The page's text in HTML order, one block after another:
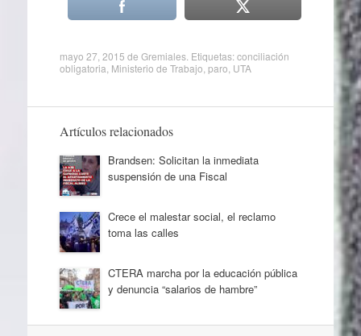
mayo 27, 2015 de Gremiales. Etiquetas:conciliación
obligatoria Ministerio de Trabajo paro UTA
Artículos relacionados
Brandsen: Solicitan la inmediata
suspensión de una Fiscal
Crece el malestar social, el reclamo
toma las calles
CTERA marcha por la educación pública
y denuncia “salarios de hambre”